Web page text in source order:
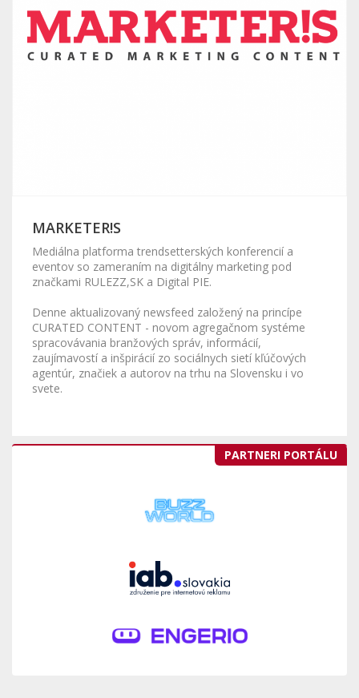
MARKETER!S
Mediálna platforma trendsetterských konferencií a
eventov so zameraním na digitálny marketing pod
značkami RULEZZ,SK a Digital PIE.
Denne aktualizovaný newsfeed založený na princípe
CURATED CONTENT - novom agregačnom systéme
spracovávania branžových správ, informácií,
zaujímavostí a inšpirácií zo sociálnych sietí kľúčových
agentúr, značiek a autorov na trhu na Slovensku i vo
svete.
PARTNERI PORTÁLU